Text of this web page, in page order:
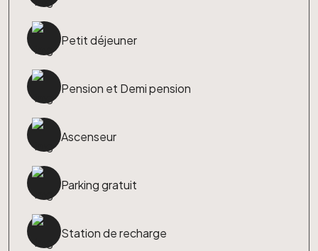
Petit déjeuner
Pension et Demi pension
Ascenseur
Parking gratuit
Station de recharge